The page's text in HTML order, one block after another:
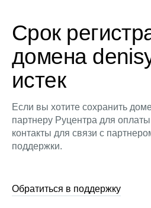
Срок
домена
истек
Если вы хотите сохранить
партнеру Руцентра для
контакты для связи с
поддержки.
Обратиться в поддержку